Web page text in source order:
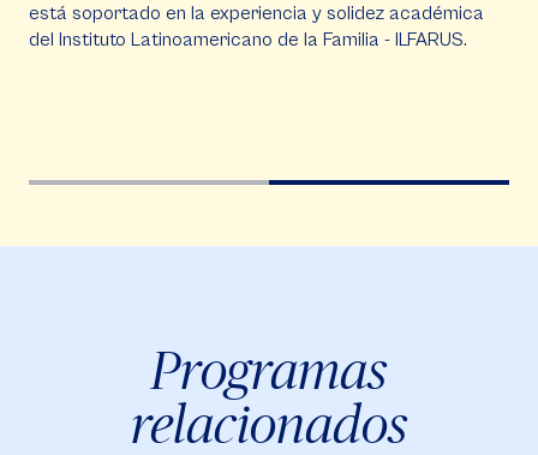
está soportado en la experiencia y solidez académica
del Instituto Latinoamericano de la Familia - ILFARUS.
Programas
relacionados